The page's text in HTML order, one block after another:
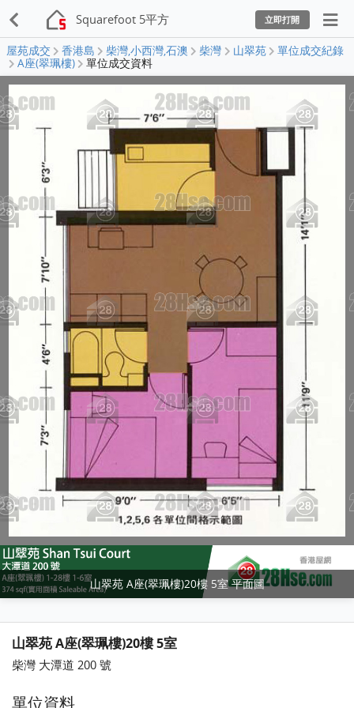
Squarefoot 5平方 立即打開
屋苑成交 香港島 柴灣,小西灣,石澳 柴灣 山翠苑
單位成交紀錄
A座(翠珮樓)
單位成交資料
山翠苑 A座(翠珮樓)20樓 5室 平面圖
山翠苑 A座(翠珮樓)20樓 5室
柴灣 大潭道 200 號
單位資料